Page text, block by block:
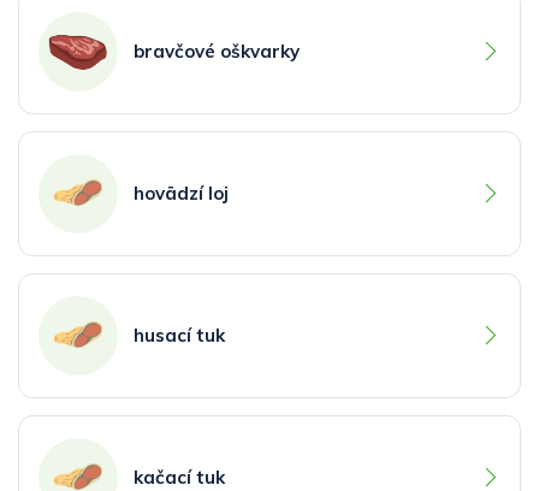
bravčové oškvarky
hovädzí loj
husací tuk
kačací tuk